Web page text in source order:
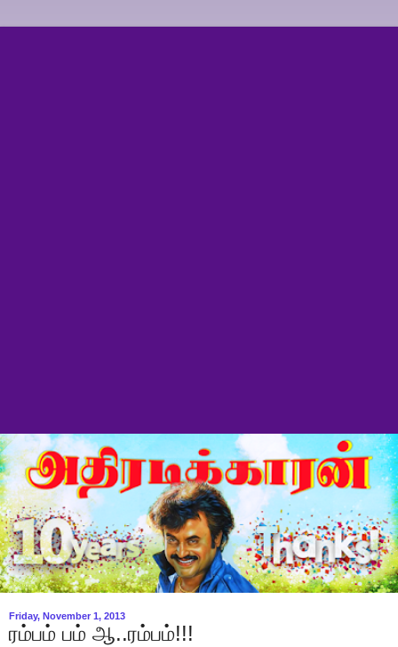
Friday, November 1, 2013
ரம்பம் பம் ஆ..ரம்பம்!!!